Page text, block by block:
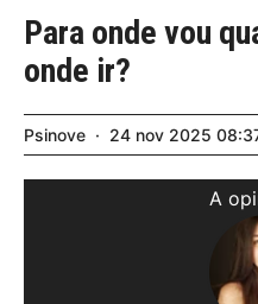
Para onde vou
onde ir?
Psinove 24 nov 2025
A